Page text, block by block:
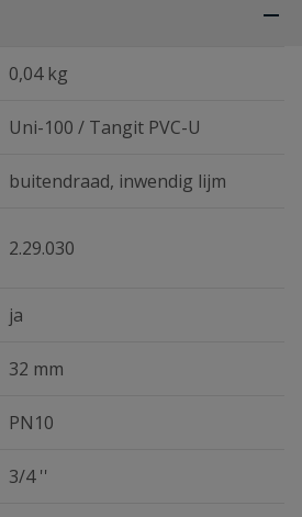
0,04 kg
Uni-100 / Tangit PVC-U
buitendraad, inwendig lijm
2.29.030
ja
32 mm
PN10
3/4 ''